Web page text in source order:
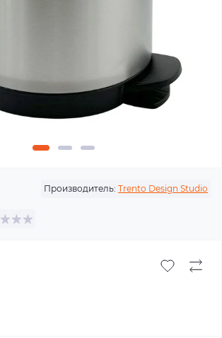
Производитель: Trento Design Studio